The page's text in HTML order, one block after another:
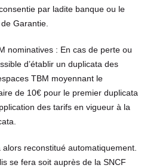
par ladite banque ou le
Garantie.
nominatives : En cas de perte ou
d’établir un duplicata des
TBM moyennant le
de 10€ pour le premier duplicata
des tarifs en vigueur à la
reconstitué automatiquement.
se fera soit auprès de la SNCF